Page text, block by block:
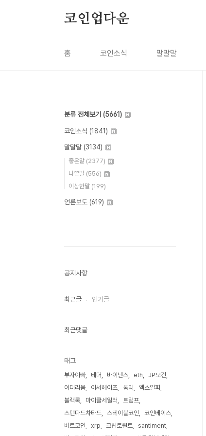
코인업다운
홈 코인소식 말말말
분류 전체보기 (5661)
코인소식 (1841)
말말말 (3134)
좋은말 (2377)
나쁜말 (556)
이상한말 (199)
언론보도 (619)
공지사항
최근글 인기글
최근댓글
태그
부자아빠 테더 바이낸스 eth
JP모건
이더리움
아서헤이즈 톰리
엑스알피
블랙록
마이클세일러
트럼프
스탠다드차타드
스테이블코인
코인베이스
비트코인
xrp 크립토퀀트
santiment